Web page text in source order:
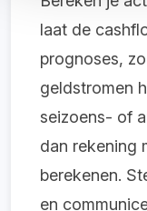
laat de
prognoses,
geldstromen
seizoens- of
dan rekening
berekenen.
en